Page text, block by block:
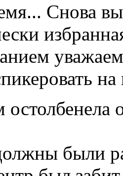
Снова
остолбенела
были